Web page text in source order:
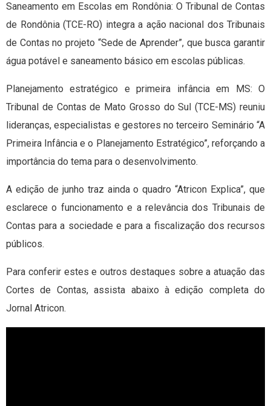
Saneamento em Escolas em Rondônia: O Tribunal de Contas
de Rondônia (TCE-RO) integra a ação nacional dos Tribunais
de Contas no projeto “Sede de Aprender”, que busca garantir
água potável e saneamento básico em escolas públicas.
Planejamento estratégico e primeira infância em MS: O
Tribunal de Contas de Mato Grosso do Sul (TCE-MS) reuniu
lideranças, especialistas e gestores no terceiro Seminário “A
Primeira Infância e o Planejamento Estratégico”, reforçando a
importância do tema para o desenvolvimento.
A edição de junho traz ainda o quadro “Atricon Explica”, que
esclarece o funcionamento e a relevância dos Tribunais de
Contas para a sociedade e para a fiscalização dos recursos
públicos.
Para conferir estes e outros destaques sobre a atuação das
Cortes de Contas, assista abaixo à edição completa do
Jornal Atricon.